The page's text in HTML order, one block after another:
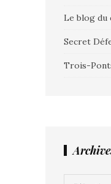
Le blog du
Secret
Trois-